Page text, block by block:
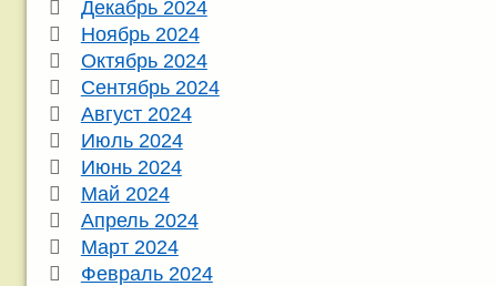
Декабрь 2024
Ноябрь 2024
Октябрь 2024
Сентябрь 2024
Август 2024
Июль 2024
Июнь 2024
Май 2024
Апрель 2024
Март 2024
Февраль 2024